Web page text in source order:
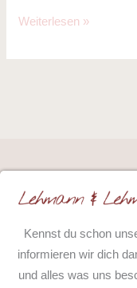
Weiterlesen »
Kennst du schon
informieren wir dich
und alles was uns